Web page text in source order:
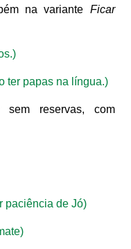
na variante Ficar
ter papas na língua.)
sem reservas, com
paciência de Jó)